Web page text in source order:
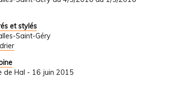
et stylés
Saint-Géry
de Hal - 16 juin 2015